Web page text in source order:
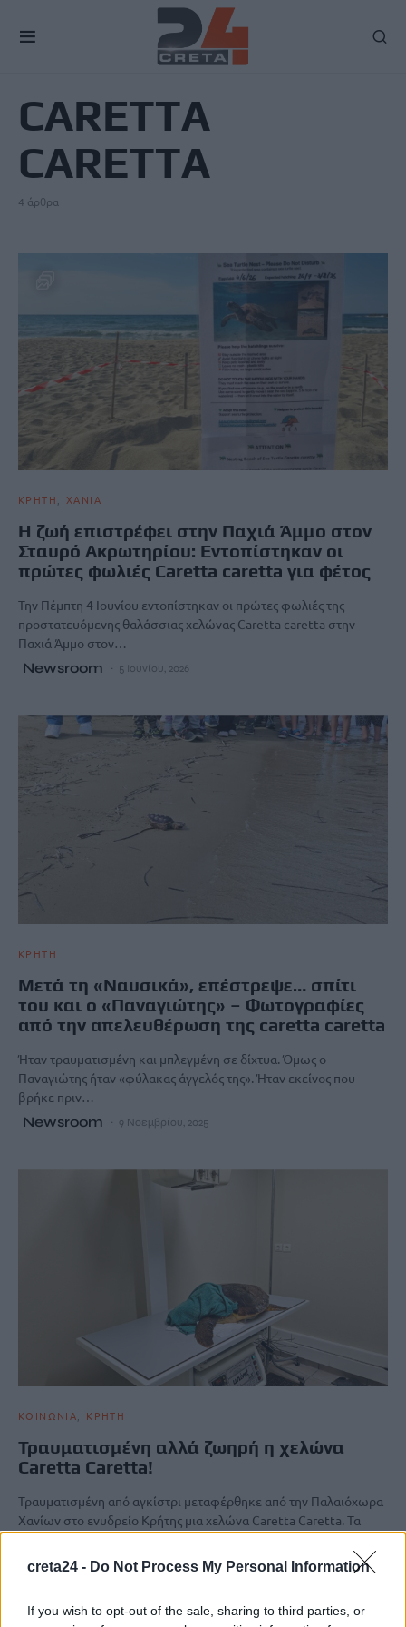
creta24 - Do Not Process My Personal Information
If you wish to opt-out of the sale, sharing to third parties, or
CARETTA
CARETTA
4 άρθρα
ΚΡΗΤΗ ΧΑΝΙΑ
Η ζωή επιστρέφει στην Παχιά Άμμο στον
Σταυρό Ακρωτηρίου: Εντοπίστηκαν οι
πρώτες φωλιές Caretta caretta για φέτος
Την Πέμπτη 4 Ιουνίου εντοπίστηκαν οι πρώτες φωλιές της
προστατευόμενης θαλάσσιας χελώνας Caretta caretta στην
Παχιά Άμμο στον…
Newsroom 5 Ιουνίου, 2026
ΚΡΗΤΗ
Μετά τη «Ναυσικά», επέστρεψε… σπίτι
του και ο «Παναγιώτης» – Φωτογραφίες
από την απελευθέρωση της caretta caretta
Ήταν τραυματισμένη και μπλεγμένη σε δίχτυα. Όμως ο
Παναγιώτης ήταν «φύλακας άγγελός της». Ήταν εκείνος που
βρήκε πριν…
Newsroom 9 Νοεμβρίου, 2025
ΚΟΙΝΩΝΙΑ ΚΡΗΤΗ
Τραυματισμένη αλλά ζωηρή η χελώνα
Caretta Caretta!
Τραυματισμένη από αγκίστρι μεταφέρθηκε από την Παλαιόχωρα
Χανίων στο ενυδρείο Κρήτης μια χελώνα Caretta Caretta. Τα
Newsroom 5 Νοεμβρίου, 2025